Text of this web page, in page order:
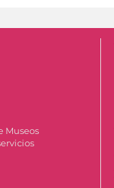
Museos